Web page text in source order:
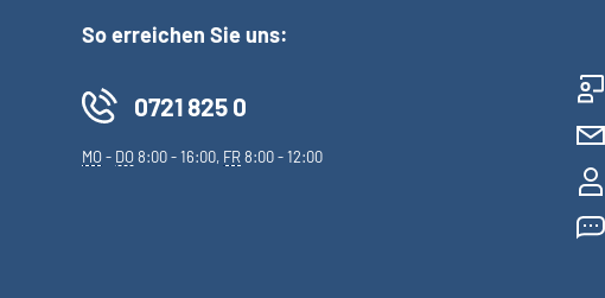
So erreichen Sie uns:
0721 825 0
MO- DO8:00 - 16:00, FR8:00 - 12:00